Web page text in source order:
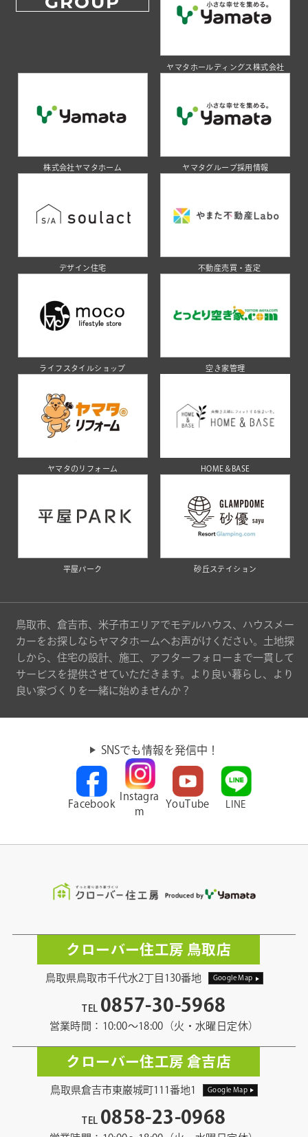
ヤマタホールディングス株式会社
株式会社ヤマタホーム ヤマタグループ採用情報
デザイン住宅 不動産売買・査定
ライフスタイルショップ 空き家管理
ヤマタのリフォーム HOME＆BASE
平屋パーク 砂丘ステイション
鳥取市、倉吉市、米子市エリアでモデルハウス、ハウスメー
カーをお探しならヤマタホームへお声がけください。土地探
しから、住宅の設計、施工、アフターフォローまで一貫して
サービスを提供させていただきます。より良い暮らし、より
良い家づくりを一緒に始めませんか？
SNSでも情報を発信中！
Facebook
Instagra
m
YouTube LINE
クローバー住工房 鳥取店
鳥取県鳥取市千代水2丁目130番地 Google Map
TEL 0857-30-5968
営業時間：10:00〜18:00（火・水曜日定休）
クローバー住工房 倉吉店
鳥取県倉吉市東巌城町111番地1 Google Map
TEL 0858-23-0968